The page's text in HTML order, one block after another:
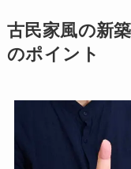
古民家風の新
のポイント